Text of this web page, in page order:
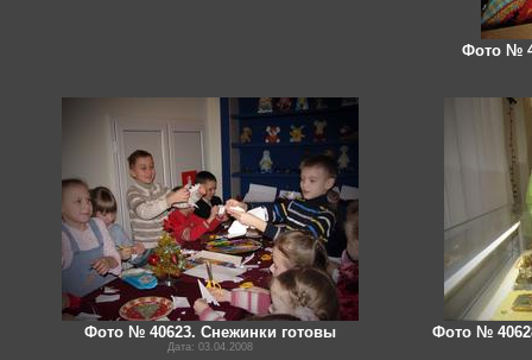
Фото №
Фото № 40623. Снежинки готовы
Дата: 03.04.2008
Фото №